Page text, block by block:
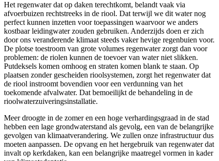
Het regenwater dat op daken terechtkomt, belandt vaak via
afvoerbuizen rechtstreeks in de riool. Dat terwijl we dit water nog
perfect kunnen inzetten voor toepassingen waarvoor we anders
kostbaar leidingwater zouden gebruiken. Anderzijds doen er zich
door ons veranderende klimaat steeds vaker hevige regenbuien voor.
De plotse toestroom van grote volumes regenwater zorgt dan voor
problemen: de riolen kunnen de toevoer van water niet slikken.
Putdeksels komen omhoog en straten komen blank te staan. Op
plaatsen zonder gescheiden rioolsystemen, zorgt het regenwater dat
de riool instroomt bovendien voor een verdunning van het
toekomende afvalwater. Dat bemoeilijkt de behandeling in de
rioolwaterzuiveringsinstallatie.
Meer droogte in de zomer en een hoge verhardingsgraad in de stad
hebben een lage grondwaterstand als gevolg, een van de belangrijke
gevolgen van klimaatverandering. We zullen onze infrastructuur dus
moeten aanpassen. De opvang en het hergebruik van regenwater dat
invalt op kerkdaken, kan een belangrijke maatregel vormen in kader